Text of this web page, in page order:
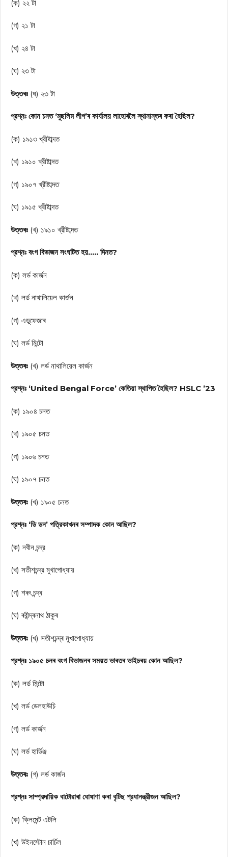
(ক) ২২ টা
(গ) ২১ টা
(খ) ২৪ টা
(ঘ) ২৩ টা
উত্তৰঃ (ঘ) ২৩ টা
প্রশ্নঃ কোন চনত ‘মুছলিম লীগ’ৰ কাৰ্যালয় লাহোৰলৈ স্থানান্তৰ কৰা হৈছিল?
(ক) ১৯১৩ খ্রীষ্টাব্দত
(খ) ১৯১০ খ্রীষ্টাব্দত
(গ) ১৯০৭ খ্রীষ্টাব্দত
(ঘ) ১৯১৫ খ্রীষ্টাব্দত
উত্তৰঃ (খ) ১৯১০ খ্রীষ্টাব্দত
প্রশ্নঃ বংগ বিভাজন সংঘটিত হয়….. দিনত?
(ক) লর্ড কার্জন
(খ) লর্ড নাথালিয়েল কার্জন
(গ) এডুফেজাৰ
(ঘ) লর্ড মিন্টো
উত্তৰঃ (খ) লর্ড নাথালিয়েল কার্জন
প্রশ্নঃ ‘United Bengal Force’ কেতিয়া স্থাপিত হৈছিল? HSLC ’23
(ক) ১৯০৪ চনত
(খ) ১৯০৫ চনত
(গ) ১৯০৬ চনত
(ঘ) ১৯০৭ চনত
উত্তৰঃ (খ) ১৯০৫ চনত
প্রশ্নঃ ‘ডি ডন’ পত্রিকাখনৰ সম্পাদক কোন আছিল?
(ক) নবীন চন্দ্র
(খ) সতীশচন্দ্র মুখাপোধ্যায়
(গ) শৰৎ চন্দ্ৰ
(ঘ) ৰবীন্দ্ৰনাথ ঠাকুৰ
উত্তৰঃ (খ) সতীশচন্দ্ৰ মুখাপোধ্যায়
প্রশ্নঃ ১৯০৫ চনৰ বংগ বিভাজনৰ সময়ত ভাৰতৰ ভাইচৰয় কোন আছিল?
(ক) লর্ড মিন্টো
(খ) লর্ড ডেলহাউচি
(গ) লর্ড কার্জন
(ঘ) লর্ড হার্ডিঞ্জ
উত্তৰঃ (গ) লর্ড কার্জন
প্রশ্নঃ সাম্প্রদায়িক বাটোৱাৰা ঘোষাণা কৰা বৃটিছ প্রধানন্ত্রীজন আছিল?
(ক) ক্লিমেন্ট এটলি
(খ) উইনস্টোন চার্চিল